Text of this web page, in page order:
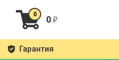
0 0 r
g Гарантия